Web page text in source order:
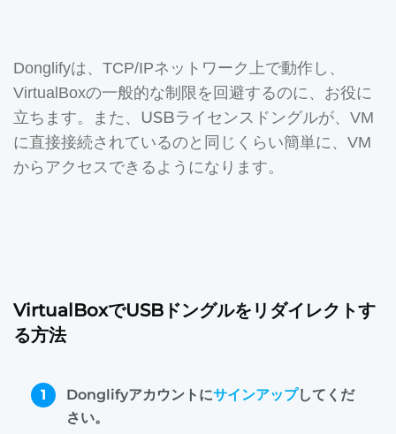
Donglifyは、TCP/IPネットワーク上で動作し、
VirtualBoxの一般的な制限を回避するのに、お役に
立ちます。また、 USBライセンスドングルが、VM
に直接接続されているのと同じくらい簡単に、VM
からアクセスできるようになります。
VirtualBoxでUSBドングルをリダイレクトす
る方法
1 Donglifyアカウントにサインアップしてくだ
さい。